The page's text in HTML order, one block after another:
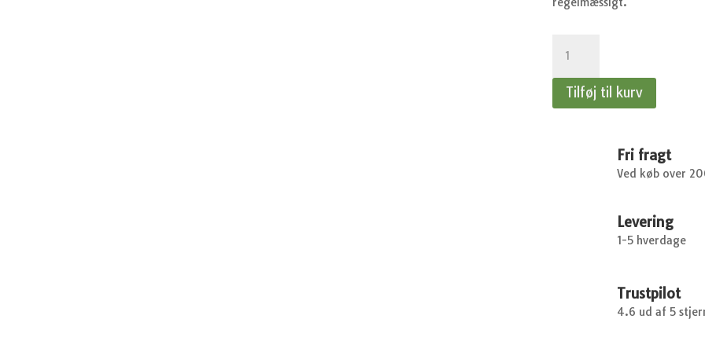
Gaia
F1
antal
Tilføj til kurv
Fri fragt
Ved køb over
Levering
1-5 hverdage
Trustpilot
4.6 ud af 5